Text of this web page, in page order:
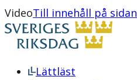
VideoTill innehåll på sidan
Lättläst